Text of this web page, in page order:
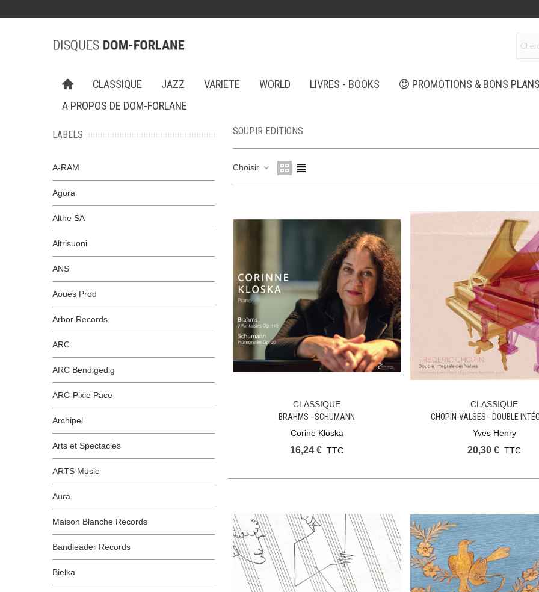
CLASSIQUE JAZZ VARIETE WORLD LIVRES - BOOKS PROMOTIONS & BONS PLANS
A PROPOS DE DOM-FORLANE
LABELS
A-RAM
Agora
Althe SA
Altrisuoni
ANS
Aoues Prod
Arbor Records
ARC
ARC Bendigedig
ARC-Pixie Pace
Archipel
Arts et Spectacles
ARTS Music
Aura
Maison Blanche Records
Bandleader Records
Bielka
SOUPIR EDITIONS
Choisir
Ajouter Au Panier
CLASSIQUE
BRAHMS - SCHUMANN
Corine Kloska
16,24 € TTC
Ajouter Au Panier
CLASSIQUE
CHOPIN-VALSES - DOUBLE
Yves Henry
20,30 € TTC